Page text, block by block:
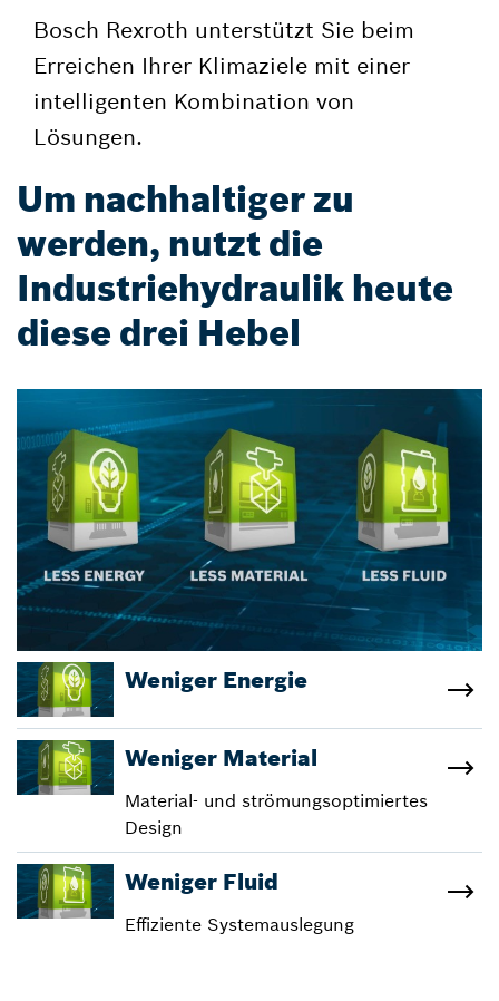
Bosch Rexroth unterstützt Sie beim
Erreichen Ihrer Klimaziele mit einer
intelligenten Kombination von
Lösungen.
Um nachhaltiger zu
werden, nutzt die
Industriehydraulik heute
diese drei Hebel
Weniger Energie
Weniger Material
Material- und strömungsoptimiertes
Design
Weniger Fluid
Effiziente Systemauslegung